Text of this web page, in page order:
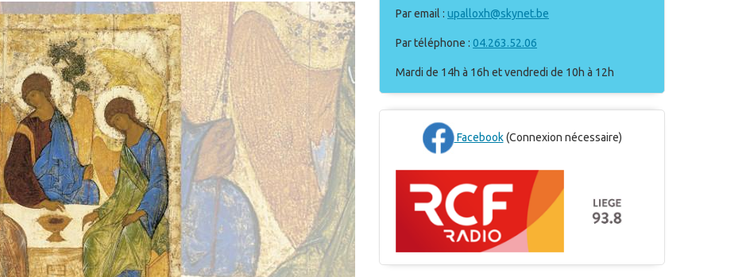
Par email : upalloxh@skynet.be
Par téléphone : 04.263.52.06
Mardi de 14h à 16h et vendredi de 10h à 12h
Facebook(Connexion nécessaire)